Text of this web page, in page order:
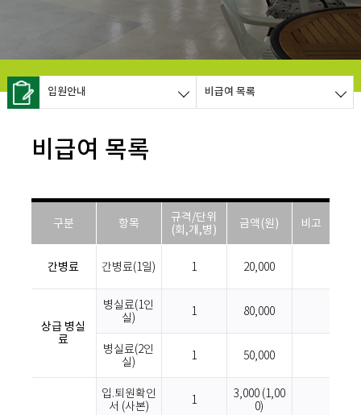
입원안내 비급여 목록
비급여 목록
구분 항목
규격/단위
(회,개,병)
금액(원) 비고
간병료 간병료(1일) 1 20,000
상급 병실
료
병실료(1인
실)
1 80,000
병실료(2인
실)
1 50,000
입.퇴원확인
서 (사본)
1
3,000 (1,00
0)